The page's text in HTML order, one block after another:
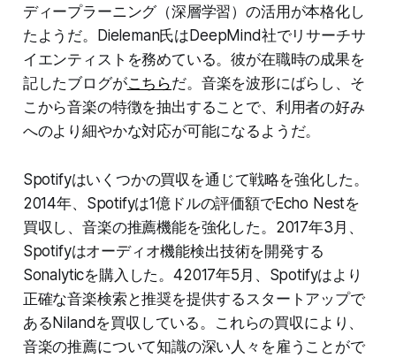
ディープラーニング（深層学習）の活用が本格化し
たようだ。Dieleman氏はDeepMind社でリサーチサ
イエンティストを務めている。彼が在職時の成果を
記したブログがこちらだ。音楽を波形にばらし、そ
こから音楽の特徴を抽出することで、利用者の好み
へのより細やかな対応が可能になるようだ。
Spotifyはいくつかの買収を通じて戦略を強化した。
2014年、Spotifyは1億ドルの評価額でEcho Nestを
買収し、音楽の推薦機能を強化した。2017年3月、
Spotifyはオーディオ機能検出技術を開発する
Sonalyticを購入した。42017年5月、Spotifyはより
正確な音楽検索と推奨を提供するスタートアップで
あるNilandを買収している。これらの買収により、
音楽の推薦について知識の深い人々を雇うことがで